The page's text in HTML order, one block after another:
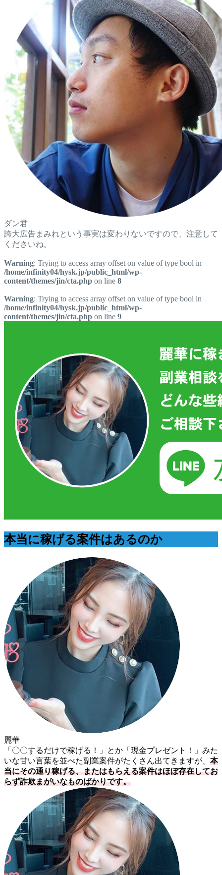
ダン君
誇大広告まみれという事実は変わりないですので、注意して
くださいね。
Warning: Trying to access array offset on value of type bool in
/home/infinity04/hysk.jp/public_html/wp-
content/themes/jin/cta.php on line 8
Warning: Trying to access array offset on value of type bool in
/home/infinity04/hysk.jp/public_html/wp-
content/themes/jin/cta.php on line 9
本当に稼げる案件はあるのか
麗華
「〇〇するだけで稼げる！」とか「現金プレゼント！」みた
いな甘い言葉を並べた副業案件がたくさん出てきますが、 本
当にその通り稼げる、またはもらえる案件はほぼ存在してお
らず詐欺まがいなものばかりです。